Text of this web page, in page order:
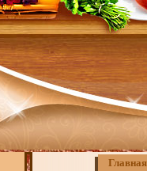
Главная